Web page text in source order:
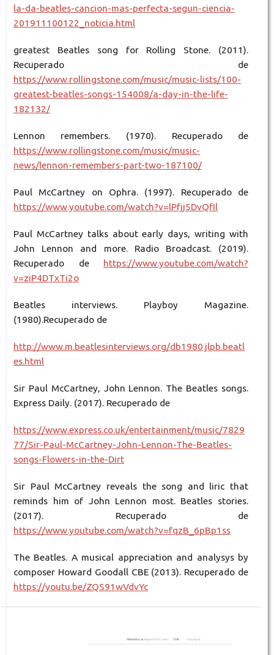
la-da-beatles-cancion-mas-perfecta-segun-ciencia-
201911100122_noticia.html
greatest Beatles song for Rolling Stone. (2011).
Recuperado de
https://www.rollingstone.com/music/music-lists/100-
greatest-beatles-songs-154008/a-day-in-the-life-
182132/
Lennon remembers. (1970). Recuperado de
https://www.rollingstone.com/music/music-
news/lennon-remembers-part-two-187100/
Paul McCartney on Ophra. (1997). Recuperado de
https://www.youtube.com/watch?v=lPfjj5DvQfIl
Paul McCartney talks about early days, writing with
John Lennon and more. Radio Broadcast. (2019).
Recuperado de https://www.youtube.com/watch?
v=ziP4DTxTi2o
Beatles interviews. Playboy Magazine.
(1980).Recuperado de
http://www.m.beatlesinterviews.org/db1980.jlpb.beatl
es.html
Sir Paul McCartney, John Lennon. The Beatles songs.
Express Daily. (2017). Recuperado de
https://www.express.co.uk/entertainment/music/7829
77/Sir-Paul-McCartney-John-Lennon-The-Beatles-
songs-Flowers-in-the-Dirt
Sir Paul McCartney reveals the song and liric that
reminds him of John Lennon most. Beatles stories.
(2017). Recuperado de
https://www.youtube.com/watch?v=fqzB_6pBp1ss
The Beatles. A musical appreciation and analysys by
composer Howard Goodall CBE (2013). Recuperado de
https://youtu.be/ZQS91wVdvYc